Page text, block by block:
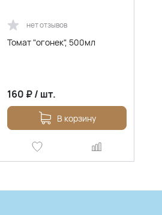
нет отзывов
Томат "огонек", 500мл
160 ₽/ шт.
В корзину